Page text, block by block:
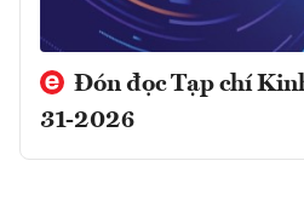
Đón đọc Tạp chí
31-2026